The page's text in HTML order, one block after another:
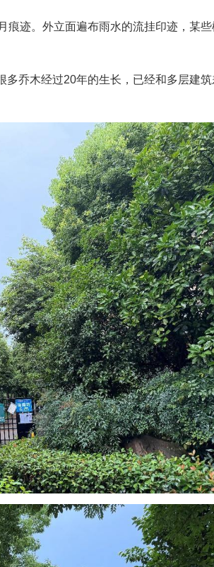
迹。外立面遍布雨水的流挂印迹，某
乔木经过20年的生长，已经和多层建